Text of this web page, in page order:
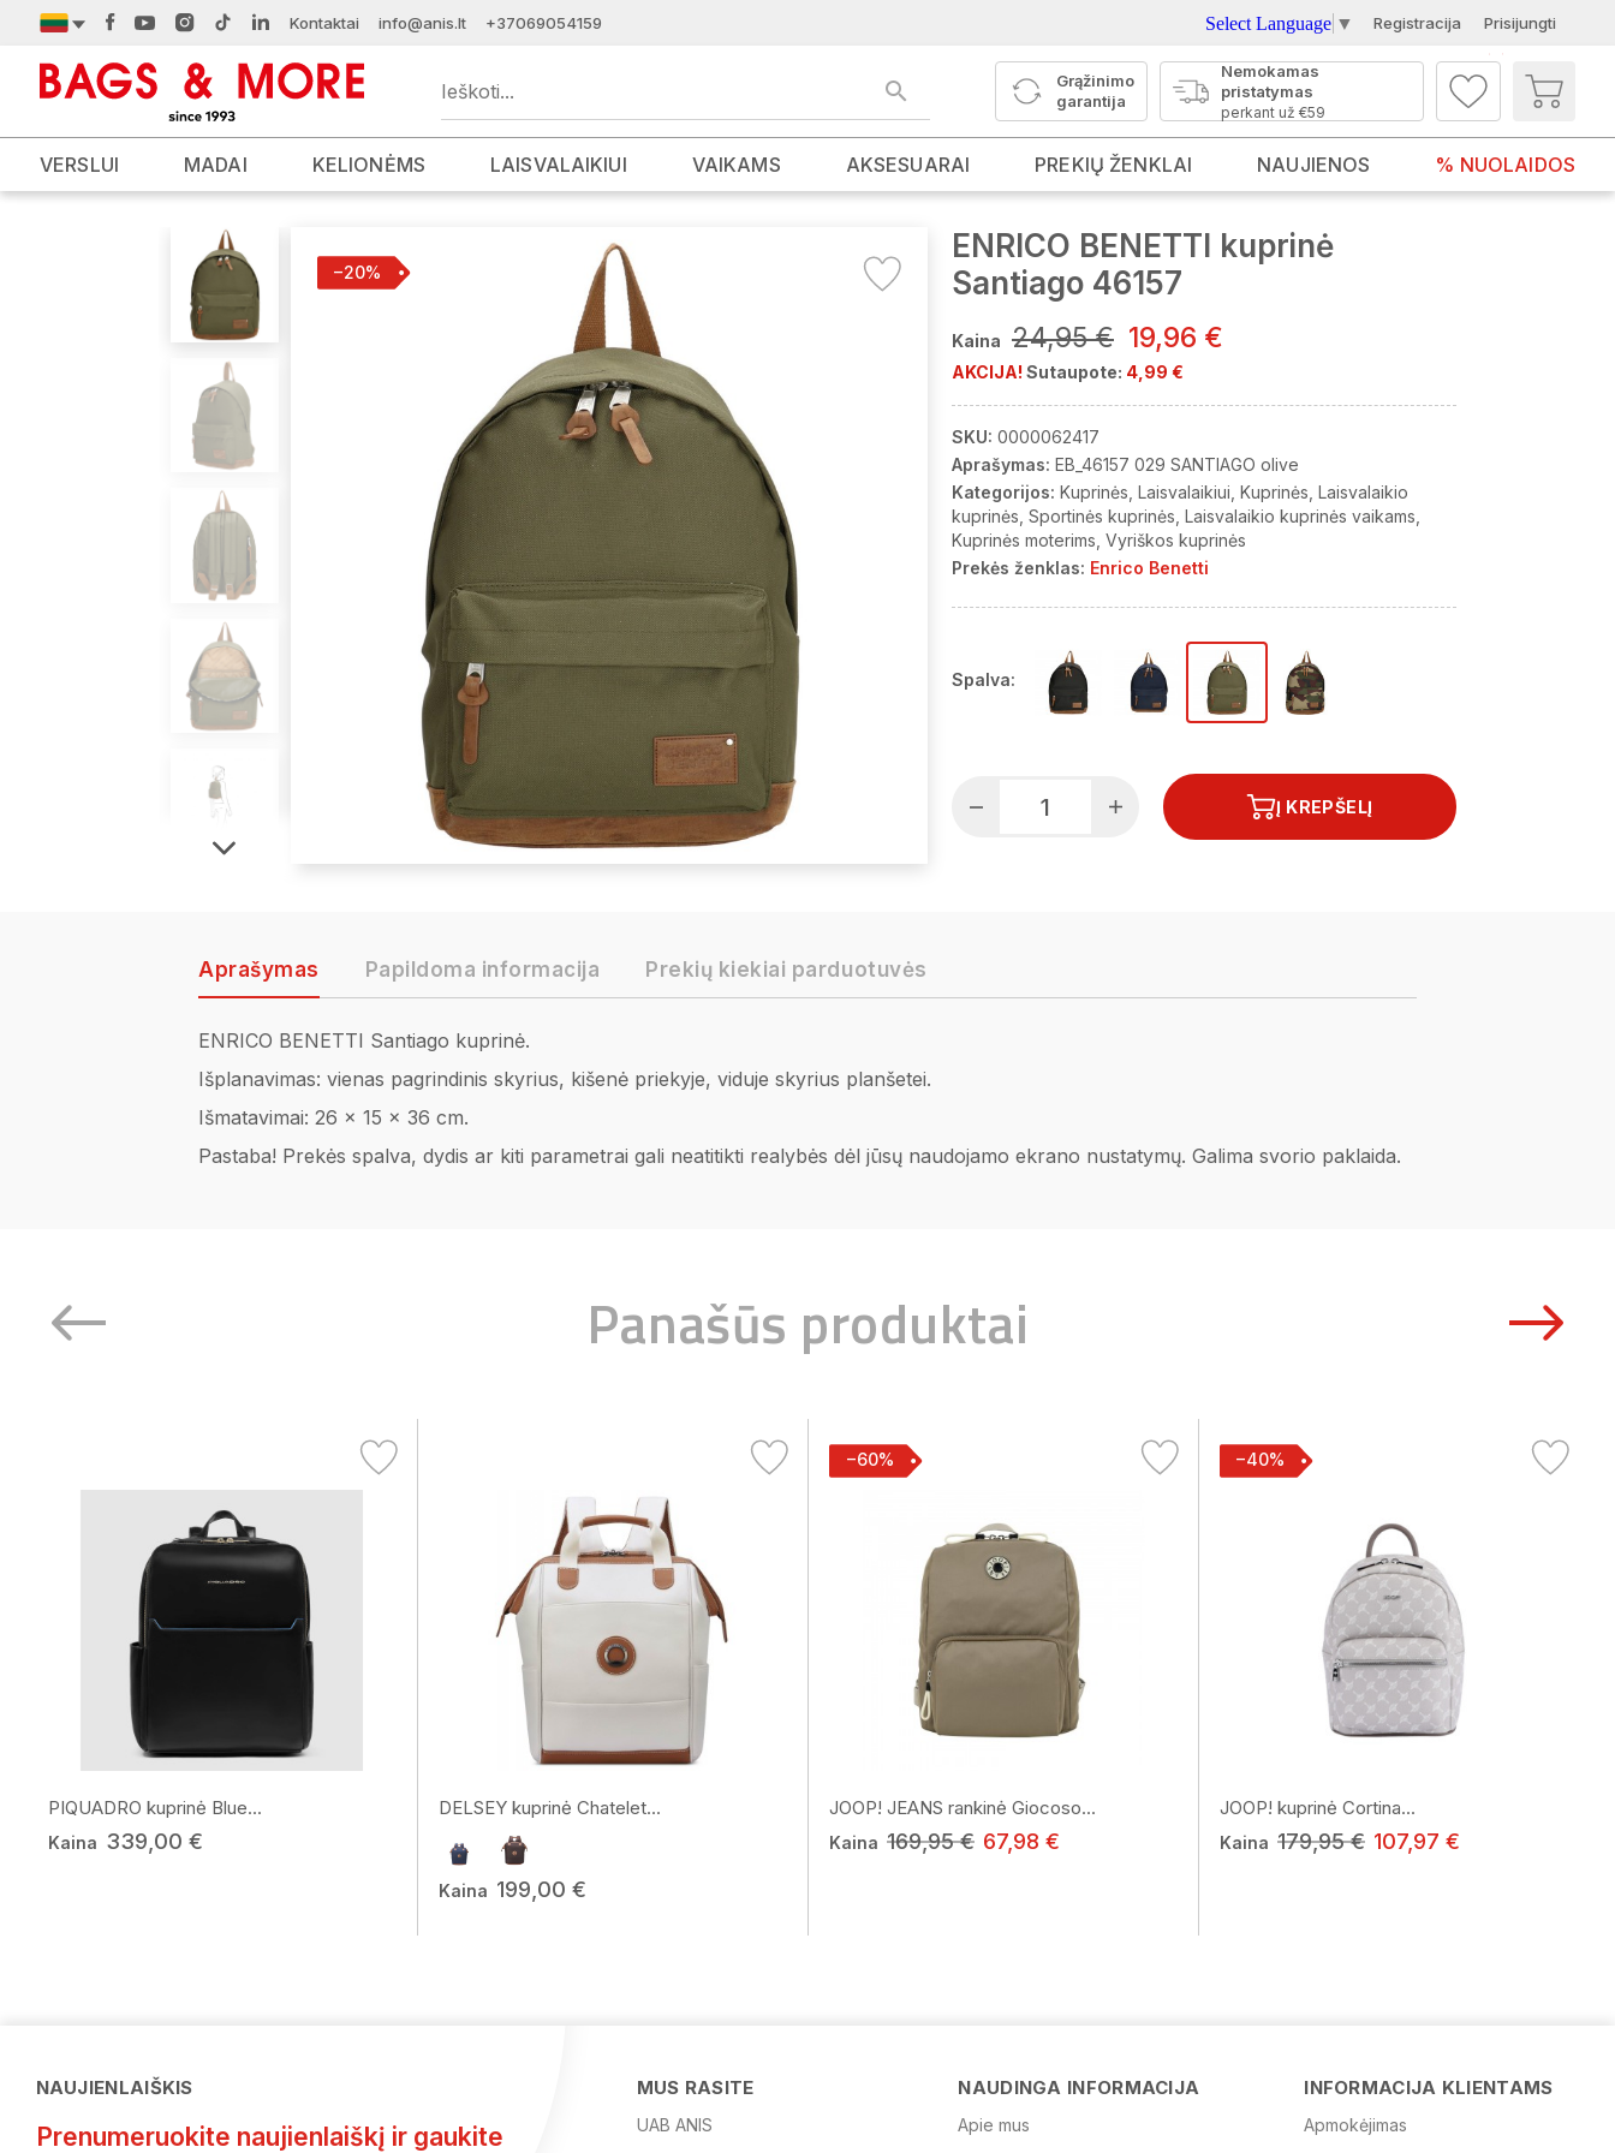
Kontaktai info@anis.lt +37069054159 Select Language ▼ Registracija Prisijungti
Grąžinimo
garantija
Nemokamas
pristatymas
perkant už €59
VERSLUI MADAI KELIONĖMS LAISVALAIKIUI VAIKAMS AKSESUARAI PREKIŲ ŽENKLAI NAUJIENOS % NUOLAIDOS
−20%
ENRICO BENETTI kuprinė
Santiago 46157
Kaina 24,95 € 19,96 €
AKCIJA! Sutaupote: 4,99 €
SKU: 0000062417
Aprašymas: EB_46157 029 SANTIAGO olive
Kategorijos: Kuprinės Laisvalaikiui Kuprinės Laisvalaikio
kuprinės Sportinės kuprinės Laisvalaikio kuprinės vaikams
Kuprinės moterims Vyriškos kuprinės
Prekės ženklas: Enrico Benetti
Spalva:
Į KREPŠELĮ
Aprašymas Papildoma informacija Prekių kiekiai parduotuvės
ENRICO BENETTI Santiago kuprinė.
Išplanavimas: vienas pagrindinis skyrius, kišenė priekyje, viduje skyrius planšetei.
Išmatavimai: 26 x 15 x 36 cm.
Pastaba! Prekės spalva, dydis ar kiti parametrai gali neatitikti realybės dėl jūsų naudojamo ekrano nustatymų. Galima svorio paklaida.
Panašūs produktai
PIQUADRO kuprinė Blue...
Kaina 339,00 €
DELSEY kuprinė Chatelet...
Kaina 199,00 €
−60%
JOOP! JEANS rankinė Giocoso...
Kaina 169,95 € 67,98 €
−40%
JOOP! kuprinė Cortina...
Kaina 179,95 € 107,97 €
NAUJIENLAIŠKIS
Prenumeruokite naujienlaiškį ir gaukite
MUS RASITE
UAB ANIS
NAUDINGA INFORMACIJA
Apie mus
INFORMACIJA KLIENTAMS
Apmokėjimas